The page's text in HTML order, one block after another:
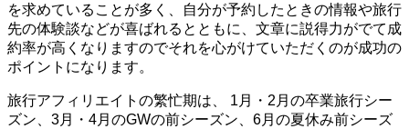
を求めていることが多く、自分が予約したときの情報や旅行
先の体験談などが喜ばれるとともに、文章に説得力がでて成
約率が高くなりますのでそれを心がけていただくのが成功の
ポイントになります。
旅行アフィリエイトの繁忙期は、 1月・2月の卒業旅行シー
ズン、3月・4月のGWの前シーズン、6月の夏休み前シーズ